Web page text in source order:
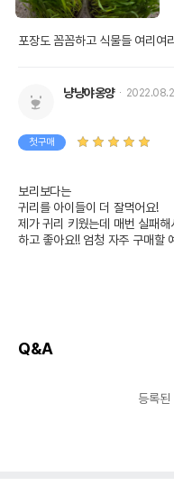
포장도 꼼꼼하고 식물들 여리여
냥냥야옹양
첫구매
보리보다는
귀리를 아이들이 더 잘먹어요!
제가 귀리 키웠는데 매번 실패
하고 좋아요!! 엄청 자주 구매할
Q&A
등록된